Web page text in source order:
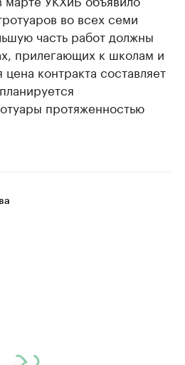
во всех семи
часть работ должны
прилегающих к школам и
контракта составляет
протяженностью